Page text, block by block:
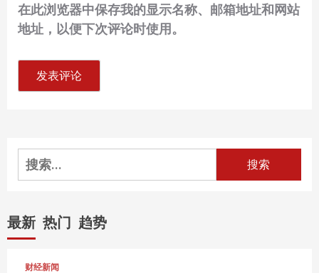
在此浏览器中保存我的显示名称、邮箱地址和网站
地址，以便下次评论时使用。
搜
索：
最新 热门 趋势
财经新闻